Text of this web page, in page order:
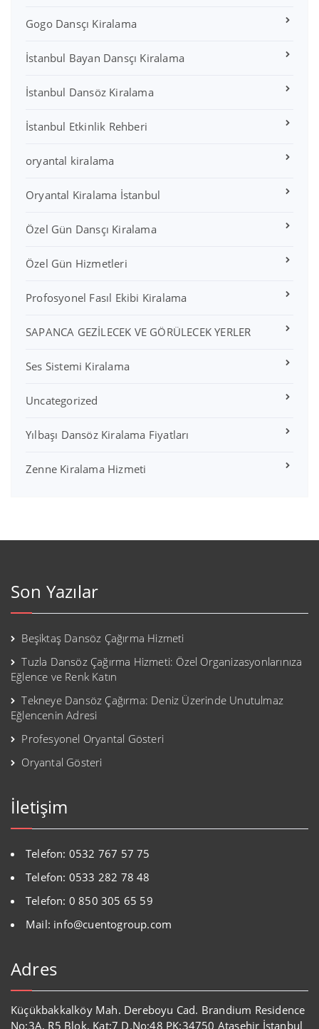
Gogo Dansçı Kiralama
İstanbul Bayan Dansçı Kiralama
İstanbul Dansöz Kiralama
İstanbul Etkinlik Rehberi
oryantal kiralama
Oryantal Kiralama İstanbul
Özel Gün Dansçı Kiralama
Özel Gün Hizmetleri
Profosyonel Fasıl Ekibi Kiralama
SAPANCA GEZİLECEK VE GÖRÜLECEK YERLER
Ses Sistemi Kiralama
Uncategorized
Yılbaşı Dansöz Kiralama Fiyatları
Zenne Kiralama Hizmeti
Son Yazılar
Beşiktaş Dansöz Çağırma Hizmeti
Tuzla Dansöz Çağırma Hizmeti: Özel Organizasyonlarınıza
Eğlence ve Renk Katın
Tekneye Dansöz Çağırma: Deniz Üzerinde Unutulmaz
Eğlencenin Adresi
Profesyonel Oryantal Gösteri
Oryantal Gösteri
İletişim
Telefon: 0532 767 57 75
Telefon: 0533 282 78 48
Telefon: 0 850 305 65 59
Mail: info@cuentogroup.com
Adres
Küçükbakkalköy Mah. Dereboyu Cad. Brandium Residence
No:3A, R5 Blok, Kat:7 D.No:48 PK:34750 Ataşehir İstanbul